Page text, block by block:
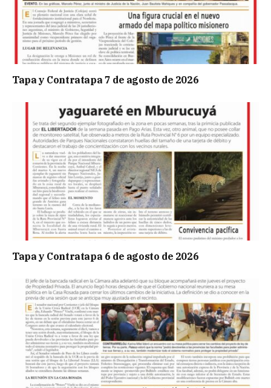
Tapa y Contratapa 7 de agosto de 2026
Tapa y Contratapa 6 de agosto de 2026